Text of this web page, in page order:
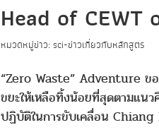
Head of CEWT
หมวดหมู่ข่าว: sci-ข่าวเกี่ยวกับหลักสูตร
“Zero Waste” Adventure ขอ
ขยะให้เหลือทิ้งน้อยที่สุดตามแน
ปฏิบัติในการขับเคลื่อน Chiang